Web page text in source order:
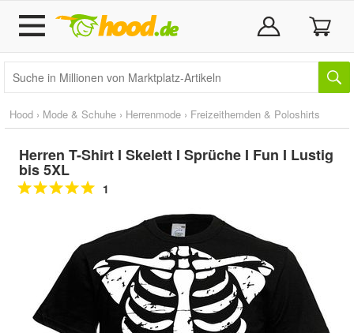
Hood › Mode & Schuhe › Herrenmode › Freizeithemden & Poloshirts
Herren T-Shirt I Skelett I Sprüche I Fun I Lustig
bis 5XL
1